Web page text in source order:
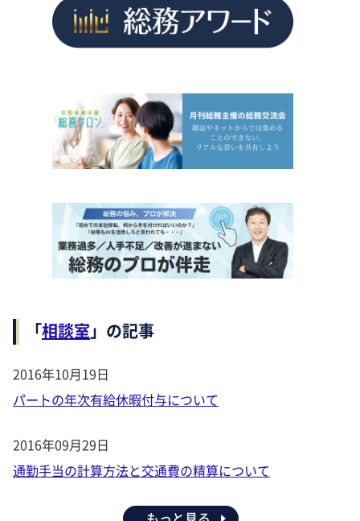
「相談室」の記事
2016年10月19日
パートの年次有給休暇付与について
2016年09月29日
通勤手当の計算方法と交通費の精算について